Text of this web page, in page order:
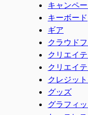
キャンペ
キーボード
ギア
クラウド
クリエイ
クリエイ
クレジッ
グッズ
グラフィ